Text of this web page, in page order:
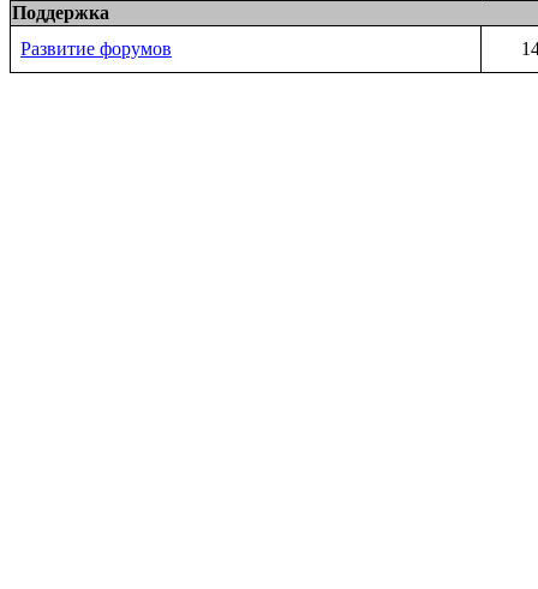
Поддержка
Развитие форумов